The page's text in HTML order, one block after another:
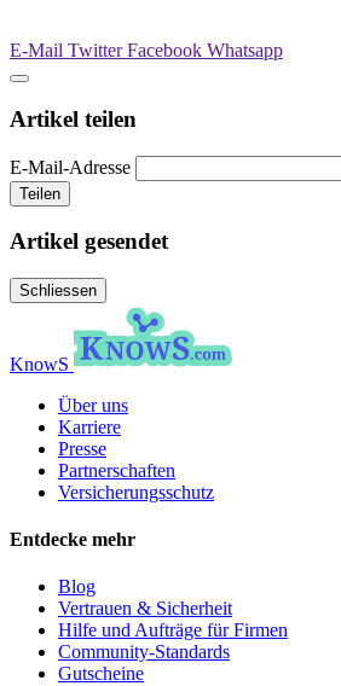
E-Mail TwitterFacebook Whatsapp
Artikel teilen
E-Mail-Adresse
Teilen
Artikel gesendet
Schliessen
KnowS
Über uns
Karriere
Presse
Partnerschaften
Versicherungsschutz
Entdecke mehr
Blog
Vertrauen & Sicherheit
Hilfe und Aufträge für Firmen
Community-Standards
Gutscheine